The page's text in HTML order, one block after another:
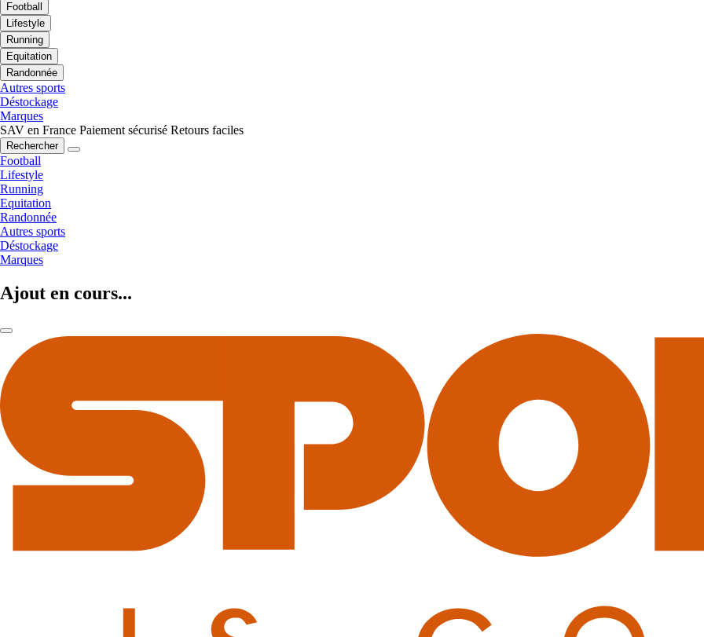
Football
Lifestyle
Running
Equitation
Randonnée
Autres sports
Déstockage
Marques
SAV en France Paiement sécurisé Retours faciles
Rechercher
Football
Lifestyle
Running
Equitation
Randonnée
Autres sports
Déstockage
Marques
Ajout en cours...